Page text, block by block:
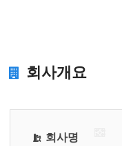
회사개요
회사명